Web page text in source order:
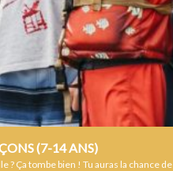
(7-14 ANS)
? Ça tombe bien ! Tu auras la chance de